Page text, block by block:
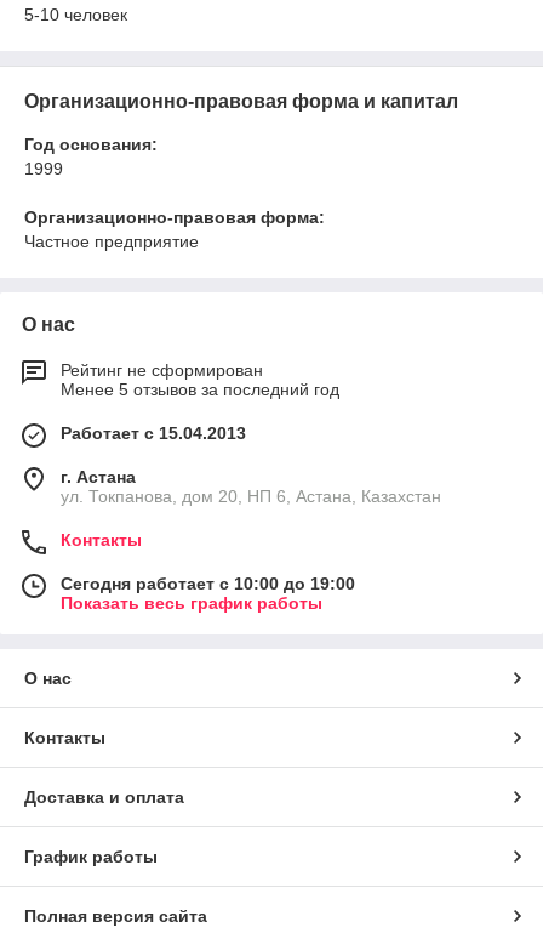
5-10 человек
Организационно-правовая форма и капитал
Год основания:
1999
Организационно-правовая форма:
Частное предприятие
О нас
Рейтинг не сформирован
Менее 5 отзывов за последний год
Работает с 15.04.2013
г. Астана
ул. Токпанова, дом 20, НП 6, Астана, Казахстан
Контакты
Сегодня работает с 10:00 до 19:00
Показать весь график работы
О нас
Контакты
Доставка и оплата
График работы
Полная версия сайта